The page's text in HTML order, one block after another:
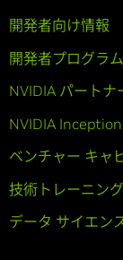
開発者向け情報
開発者プログラム
NVIDIA パートナ
NVIDIA Inception
ベンチャー キャ
技術トレーニング
データ サイエン